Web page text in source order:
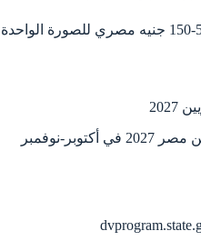
بعد التقديم على الهجرة العشوائية من مصر 2027 في أكتوبر-نوفمبر